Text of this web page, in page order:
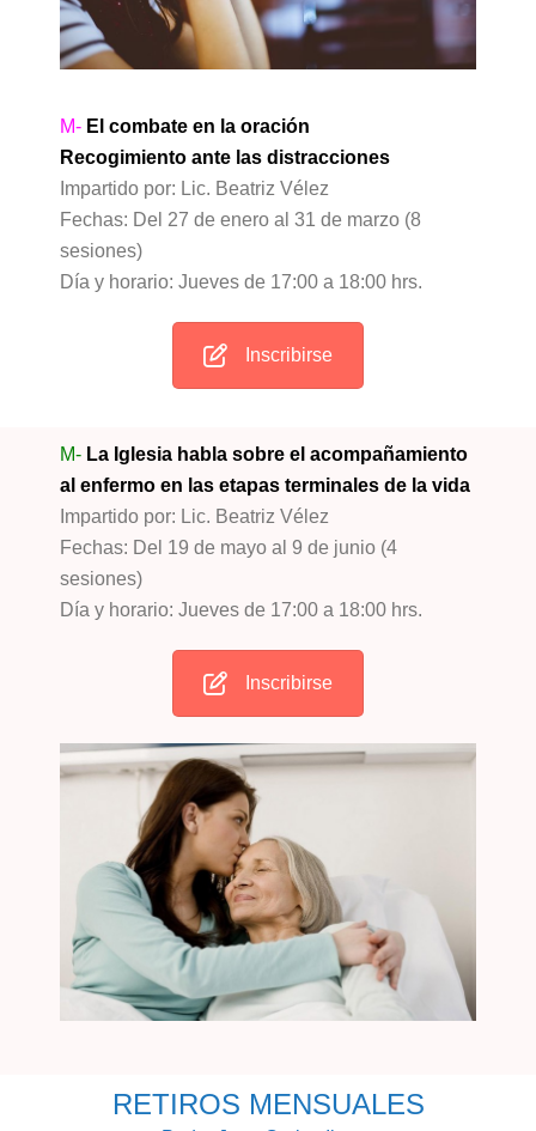
M- El combate en la oración
Recogimiento ante las distracciones
Impartido por: Lic. Beatriz Vélez
Fechas: Del 27 de enero al 31 de marzo (8
sesiones)
Día y horario: Jueves de 17:00 a 18:00 hrs.
Inscribirse
M- La Iglesia habla sobre el acompañamiento
al enfermo en las etapas terminales de la vida
Impartido por: Lic. Beatriz Vélez
Fechas: Del 19 de mayo al 9 de junio (4
sesiones)
Día y horario: Jueves de 17:00 a 18:00 hrs.
Inscribirse
RETIROS MENSUALES